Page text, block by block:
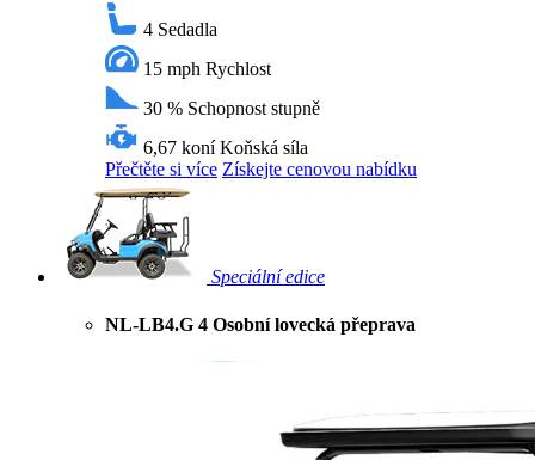
4 Sedadla
15 mph Rychlost
30 % Schopnost stupně
6,67 koní Koňská síla
Přečtěte si více Získejte cenovou nabídku
Speciální edice
NL-LB4.G 4 Osobní lovecká přeprava